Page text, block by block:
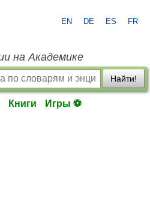
EN DE ES FR
на Академике
Найти!
Книги Игры ⚽